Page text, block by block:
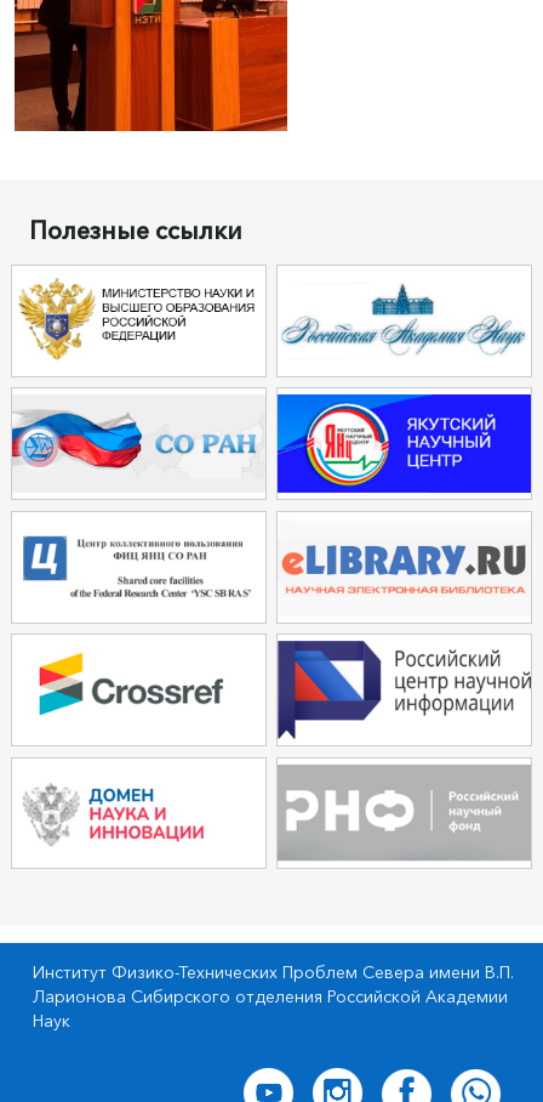
Полезные ссылки
Институт Физико-Технических Проблем Севера имени В.П.
Ларионова Сибирского отделения Российской Академии
Наук